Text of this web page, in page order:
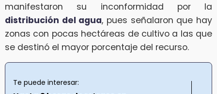
manifestaron su inconformidad por la
distribución del agua, pues señalaron que hay
zonas con pocas hectáreas de cultivo a las que
se destinó el mayor porcentaje del recurso.
Te puede interesar: